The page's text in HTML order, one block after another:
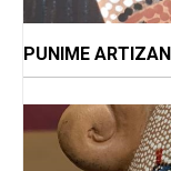
PUNIME